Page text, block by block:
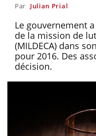
Par Julian Prial
Le gouvernement
de la mission de
(MILDECA) dans
pour 2016. Des
décision.